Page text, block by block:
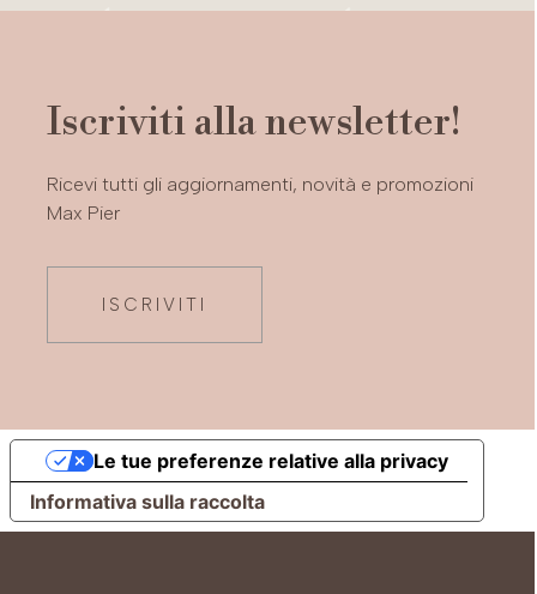
Iscriviti alla newsletter!
Ricevi tutti gli aggiornamenti, novità e promozioni
Max Pier
ISCRIVITI
Informativa sulla raccolta
Le tue preferenze relative alla privacy